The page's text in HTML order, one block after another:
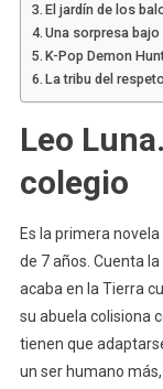
El jardín de los
Una sorpresa bajo
K-Pop Demon
La tribu del respeto
Leo
colegio
Es la primera
de 7 años. Cuenta
acaba en la Tierra
su abuela colisiona
tienen que
un ser humano